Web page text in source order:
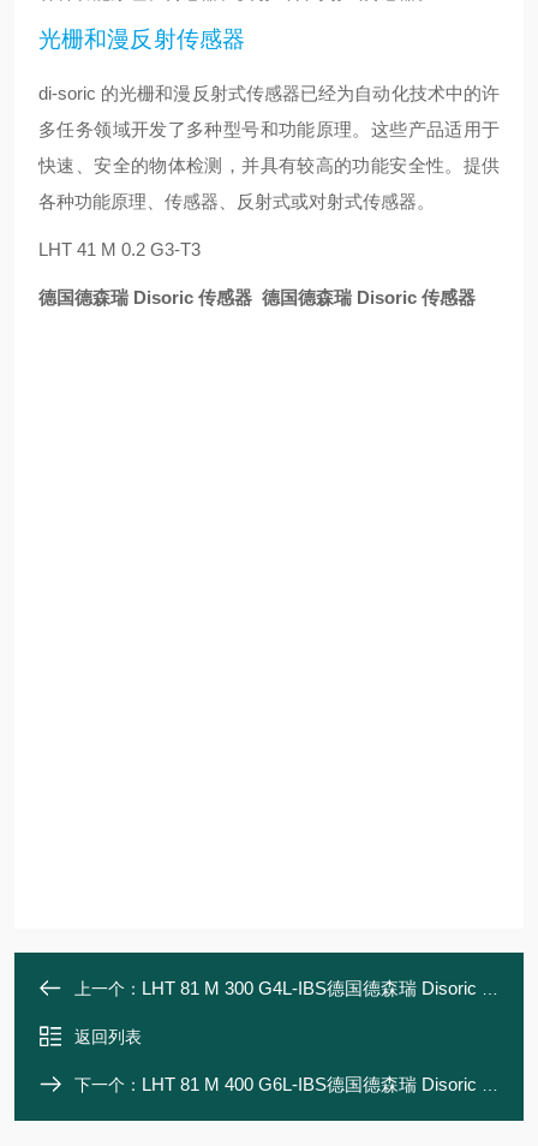
光栅和漫反射传感器
di-soric 的光栅和漫反射式传感器已经为自动化技术中的许
多任务领域开发了多种型号和功能原理。这些产品适用于
快速、安全的物体检测，并具有较高的功能安全性。提供
各种功能原理、传感器、反射式或对射式传感器。
LHT 41 M 0.2 G3-T3
德国德森瑞 Disoric 传感器 德国德森瑞 Disoric 传感器
上一个： LHT 81 M 300 G4L-IBS德国德森瑞 Disoric 传感器
返回列表
下一个： LHT 81 M 400 G6L-IBS德国德森瑞 Disoric 传感器